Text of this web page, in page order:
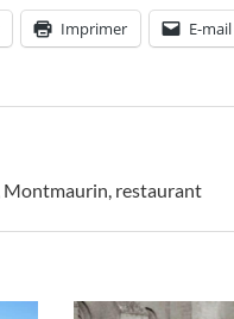
Imprimer E-mail
Montmaurin restaurant